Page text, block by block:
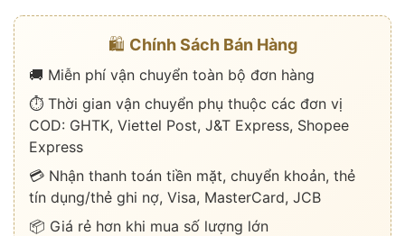
🛍️ Chính Sách Bán Hàng
🚚 Miễn phí vận chuyển toàn bộ đơn hàng
⏱️ Thời gian vận chuyển phụ thuộc các đơn vị
COD: GHTK, Viettel Post, J&T Express, Shopee
Express
💳 Nhận thanh toán tiền mặt, chuyển khoản, thẻ
tín dụng/thẻ ghi nợ, Visa, MasterCard, JCB
📦 Giá rẻ hơn khi mua số lượng lớn